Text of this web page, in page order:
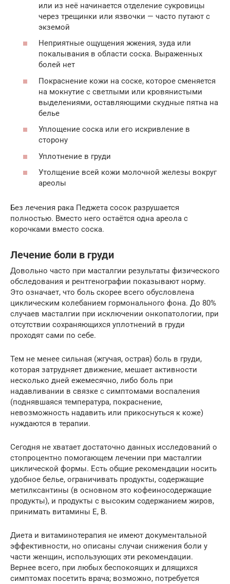
или из неё начинается отделение сукровицы
через трещинки или язвочки — часто путают с
экземой
Неприятные ощущения жжения, зуда или
покалывания в области соска. Выраженных
болей нет
Покраснение кожи на соске, которое сменяется
на мокнутие с светлыми или кровянистыми
выделениями, оставляющими скудные пятна на
белье
Уплощение соска или его искривление в
сторону
Уплотнение в груди
Утолщение всей кожи молочной железы вокруг
ареолы
Без лечения рака Педжета сосок разрушается
полностью. Вместо него остаётся одна ареола с
корочками вместо соска.
Лечение боли в груди
Довольно часто при масталгии результаты физического
обследования и рентгенографии показывают норму.
Это означает, что боль скорее всего обусловлена
циклическим колебанием гормонального фона. До 80%
случаев масталгии при исключении онкопатологии, при
отсутствии сохраняющихся уплотнений в груди
проходят сами по себе.
Тем не менее сильная (жгучая, острая) боль в груди,
которая затрудняет движение, мешает активности
несколько дней ежемесячно, либо боль при
надавливании в связке с симптомами воспаления
(поднявшаяся температура, покраснение,
невозможность надавить или прикоснуться к коже)
нуждаются в терапии.
Сегодня не хватает достаточно данных исследований о
стопроцентно помогающем лечении при масталгии
циклической формы. Есть общие рекомендации носить
удобное белье, ограничивать продукты, содержащие
метилксантины (в основном это кофеиносодержащие
продукты), и продукты с высоким содержанием жиров,
принимать витамины Е, B.
Диета и витаминотерапия не имеют документальной
эффективности, но описаны случаи снижения боли у
части женщин, использующих эти рекомендации.
Вернее всего, при любых беспокоящих и длящихся
симптомах посетить врача; возможно, потребуется